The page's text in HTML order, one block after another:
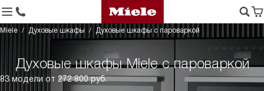
Miele Духовые шкафы Духовые шкафы с пароваркой
Духовые шкафы Miele с пароваркой
83 модели от 272 800 руб.